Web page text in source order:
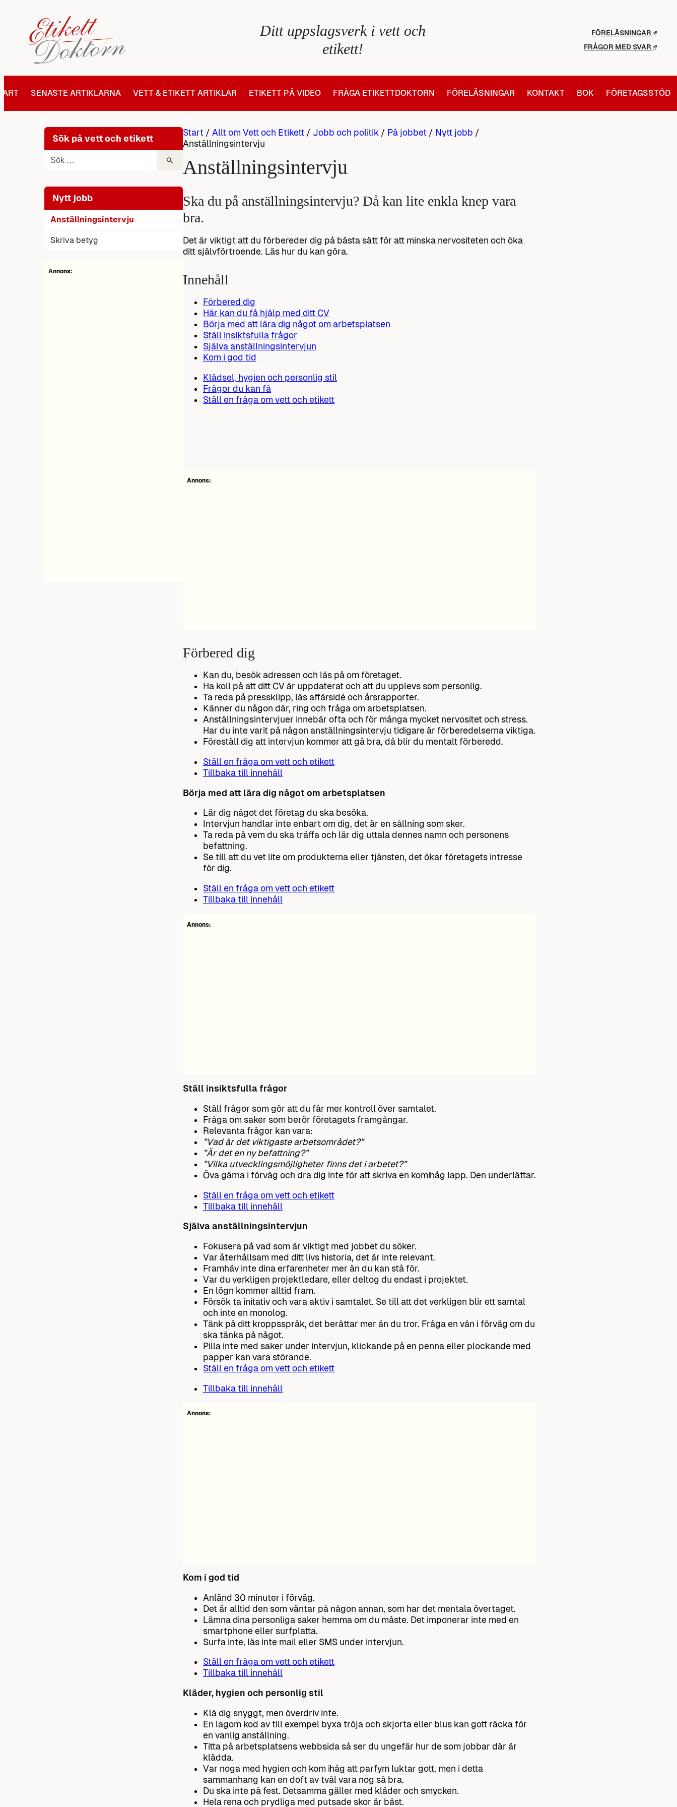
innehåll
Ditt uppslagsverk i vett och
etikett!
FÖRELÄSNINGAR
FRÅGOR MED SVAR
SENASTE ARTIKLARNA VETT & ETIKETT ARTIKLAR ETIKETT PÅ VIDEO FRÅGA ETIKETTDOKTORN FÖRELÄSNINGAR KONTAKT BOK FÖRETAGSSTÖD
Sök på vett och etikett
Nytt jobb
Anställningsintervju
Skriva betyg
Annons:
Start / Allt om Vett och Etikett / Jobb och politik / På jobbet / Nytt jobb /
Anställningsintervju
Anställningsintervju
Ska du på anställningsintervju? Då kan lite enkla knep vara
bra.
Det är viktigt att du förbereder dig på bästa sätt för att minska nervositeten och öka
ditt självförtroende. Läs hur du kan göra.
Innehåll
Förbered dig
Här kan du få hjälp med ditt CV
Börja med att lära dig något om arbetsplatsen
Ställ insiktsfulla frågor
Själva anställningsintervjun
Kom i god tid
Klädsel, hygien och personlig stil
Frågor du kan få
Ställ en fråga om vett och etikett
Annons:
Förbered dig
Kan du, besök adressen och läs på om företaget.
Ha koll på att ditt CV är uppdaterat och att du upplevs som personlig.
Ta reda på pressklipp, läs affärsidé och årsrapporter.
Känner du någon där, ring och fråga om arbetsplatsen.
Anställningsintervjuer innebär ofta och för många mycket nervositet och stress.
Har du inte varit på någon anställningsintervju tidigare är förberedelserna viktiga.
Föreställ dig att intervjun kommer att gå bra, då blir du mentalt förberedd.
Ställ en fråga om vett och etikett
Tillbaka till innehåll
Börja med att lära dig något om arbetsplatsen
Lär dig något det företag du ska besöka.
Intervjun handlar inte enbart om dig, det är en sållning som sker.
Ta reda på vem du ska träffa och lär dig uttala dennes namn och personens
befattning.
Se till att du vet lite om produkterna eller tjänsten, det ökar företagets intresse
för dig.
Ställ en fråga om vett och etikett
Tillbaka till innehåll
Annons:
Ställ insiktsfulla frågor
Ställ frågor som gör att du får mer kontroll över samtalet.
Fråga om saker som berör företagets framgångar.
Relevanta frågor kan vara:
”Vad är det viktigaste arbetsområdet?”
”Är det en ny befattning?”
”Vilka utvecklingsmöjligheter finns det i arbetet?”
Öva gärna i förväg och dra dig inte för att skriva en komihåg lapp. Den underlättar.
Ställ en fråga om vett och etikett
Tillbaka till innehåll
Själva anställningsintervjun
Fokusera på vad som är viktigt med jobbet du söker.
Var återhållsam med ditt livs historia, det är inte relevant.
Framhäv inte dina erfarenheter mer än du kan stå för.
Var du verkligen projektledare, eller deltog du endast i projektet.
En lögn kommer alltid fram.
Försök ta initativ och vara aktiv i samtalet. Se till att det verkligen blir ett samtal
och inte en monolog.
Tänk på ditt kroppsspråk, det berättar mer än du tror. Fråga en vän i förväg om du
ska tänka på något.
Pilla inte med saker under intervjun, klickande på en penna eller plockande med
papper kan vara störande.
Ställ en fråga om vett och etikett
Tillbaka till innehåll
Annons:
Kom i god tid
Anländ 30 minuter i förväg.
Det är alltid den som väntar på någon annan, som har det mentala övertaget.
Lämna dina personliga saker hemma om du måste. Det imponerar inte med en
smartphone eller surfplatta.
Surfa inte, läs inte mail eller SMS under intervjun.
Ställ en fråga om vett och etikett
Tillbaka till innehåll
Kläder, hygien och personlig stil
Klä dig snyggt, men överdriv inte.
En lagom kod av till exempel byxa tröja och skjorta eller blus kan gott räcka för
en vanlig anställning.
Titta på arbetsplatsens webbsida så ser du ungefär hur de som jobbar där är
klädda.
Var noga med hygien och kom ihåg att parfym luktar gott, men i detta
sammanhang kan en doft av tvål vara nog så bra.
Du ska inte på fest. Detsamma gäller med kläder och smycken.
Hela rena och prydliga med putsade skor är bäst.